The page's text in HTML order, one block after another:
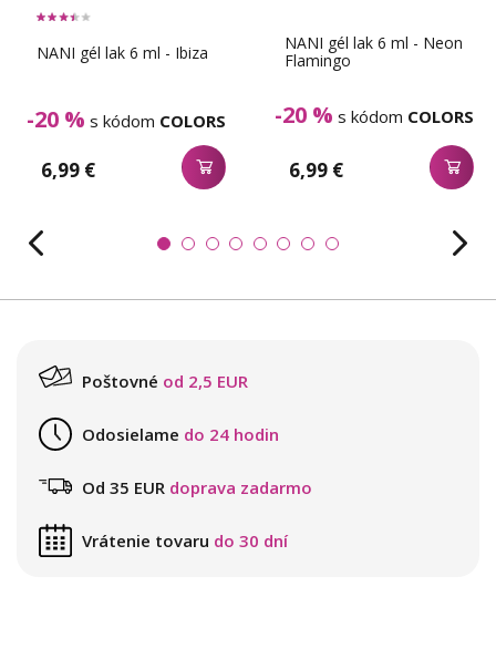
NANI gél lak 6 ml - Ibiza
-20 % s kódom COLORS
6,99 €
NANI gél lak 6 ml - Neon
Flamingo
-20 % s kódom COLORS
6,99 €
Poštovné od 2,5 EUR
Odosielame do 24 hodin
Od 35 EUR doprava zadarmo
Vrátenie tovaru do 30 dní